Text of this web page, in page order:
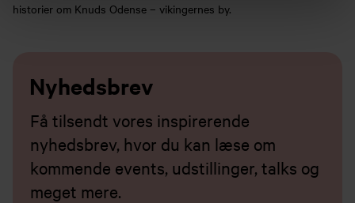
historier om Knuds Odense – vikingernes by.
Nyhedsbrev
Få tilsendt vores inspirerende
nyhedsbrev, hvor du kan læse om
kommende events, udstillinger, talks og
meget mere.